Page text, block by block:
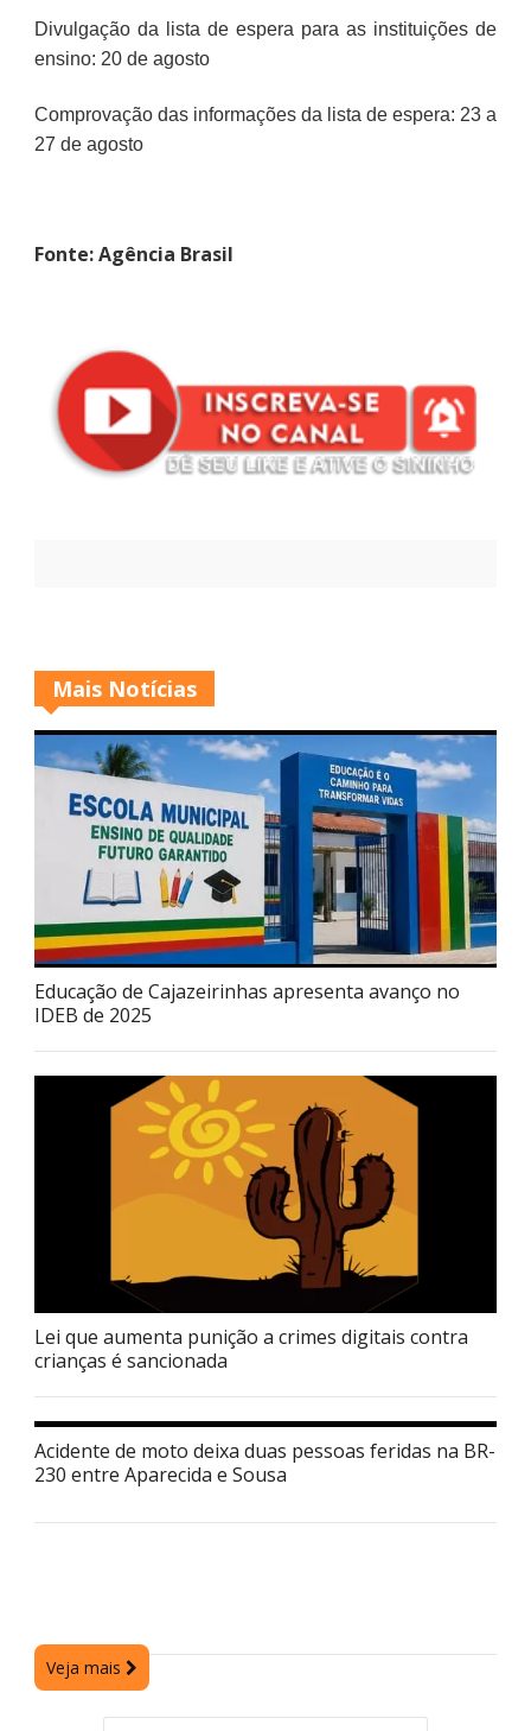
Divulgação da lista de espera para as instituições de
ensino: 20 de agosto
Comprovação das informações da lista de espera: 23 a
27 de agosto
Fonte: Agência Brasil
Mais Notícias
Educação de Cajazeirinhas apresenta avanço no
IDEB de 2025
Lei que aumenta punição a crimes digitais contra
crianças é sancionada
Acidente de moto deixa duas pessoas feridas na BR-
230 entre Aparecida e Sousa
Veja mais